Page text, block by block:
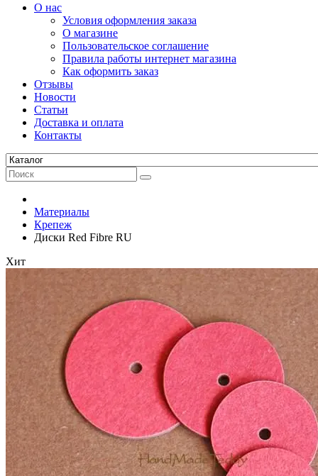
О нас
Условия оформления заказа
О магазине
Пользовательское соглашение
Правила работы интернет магазина
Как оформить заказ
Отзывы
Новости
Статьи
Доставка и оплата
Контакты
Материалы
Крепеж
Диски Red Fibre RU
Хит